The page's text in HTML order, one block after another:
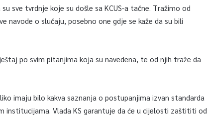
sve tvrdnje koje su došle sa KCUS-a tačne. Tražimo od
navode o slučaju, posebno one gdje se kaže da su bili
po svim pitanjima koja su navedena, te od njih traže da
imaju bilo kakva saznanja o postupanjima izvan standarda
institucijama. Vlada KS garantuje da će u cijelosti zaštititi od